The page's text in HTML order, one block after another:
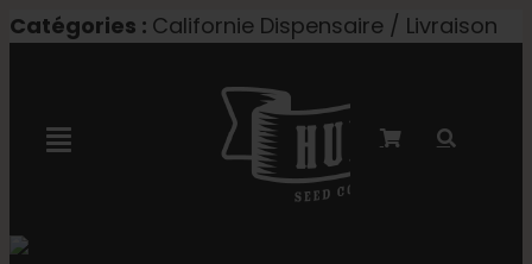
Skip
Catégories : Californie Dispensaire / Livraison
Toggle